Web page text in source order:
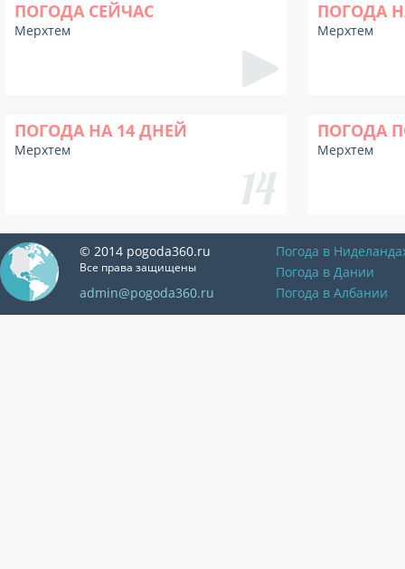
ПОГОДА СЕЙЧАС
Мерхтем
ПОГОДА
Мерхтем
ПОГОДА НА 14 ДНЕЙ
Мерхтем
ПОГОДА
Мерхтем
© 2014 pogoda360.ru
Все права защищены
admin@pogoda360.ru
Погода в
Погода в Дании
Погода в Албании